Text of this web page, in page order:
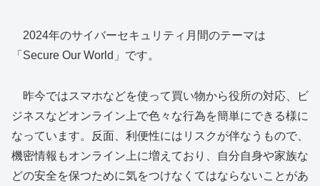
2024年のサイバーセキュリティ月間のテーマは
「Secure Our World」です。
昨今ではスマホなどを使って買い物から役所の対応、ビ
ジネスなどオンライン上で色々な行為を簡単にできる様に
なっています。反面、利便性にはリスクが伴なうもので、
機密情報もオンライン上に増えており、⾃分⾃⾝や家族な
どの安全を保つために気をつけなくてはならないことがあ